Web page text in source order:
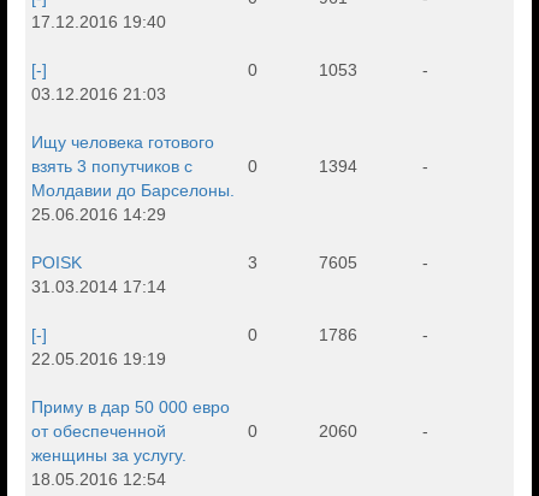
17.12.2016 19:40
[-]
03.12.2016 21:03
0 1053 -
Ищу человека готового
взять 3 попутчиков с
Молдавии до Барселоны.
25.06.2016 14:29
0 1394 -
POISK
31.03.2014 17:14
3 7605 -
[-]
22.05.2016 19:19
0 1786 -
Приму в дар 50 000 евро
от обеспеченной
женщины за услугу.
18.05.2016 12:54
0 2060 -